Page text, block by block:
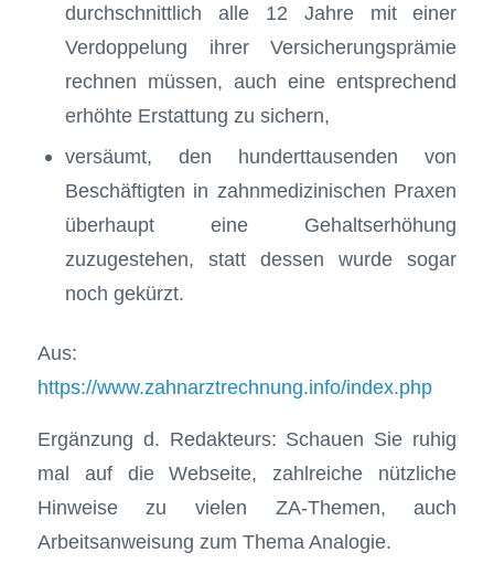
durchschnittlich alle 12 Jahre mit einer
Verdoppelung ihrer Versicherungsprämie
rechnen müssen, auch eine entsprechend
erhöhte Erstattung zu sichern,
versäumt, den hunderttausenden von
Beschäftigten in zahnmedizinischen Praxen
überhaupt eine Gehaltserhöhung
zuzugestehen, statt dessen wurde sogar
noch gekürzt.
Aus:
https://www.zahnarztrechnung.info/index.php
Ergänzung d. Redakteurs: Schauen Sie ruhig
mal auf die Webseite, zahlreiche nützliche
Hinweise zu vielen ZA-Themen, auch
Arbeitsanweisung zum Thema Analogie.